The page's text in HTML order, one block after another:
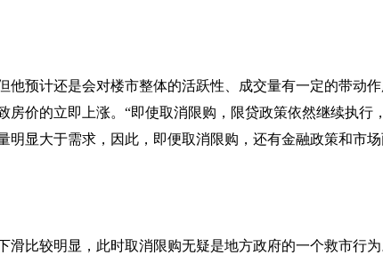
预计还是会对楼市整体的活跃性、成交量有一定的带动
价的立即上涨。“即使取消限购，限贷政策依然继续执行
显大于需求，因此，即便取消限购，还有金融政策和市场
比较明显，此时取消限购无疑是地方政府的一个救市行